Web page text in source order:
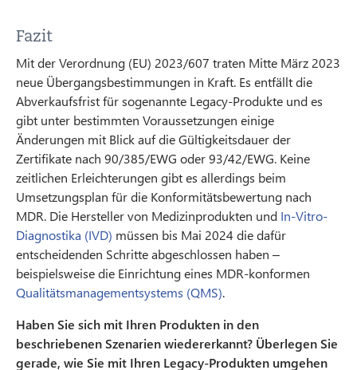
Fazit
Mit der Verordnung (EU) 2023/607 traten Mitte März 2023
neue Übergangsbestimmungen in Kraft. Es entfällt die
Abverkaufsfrist für sogenannte Legacy-Produkte und es
gibt unter bestimmten Voraussetzungen einige
Änderungen mit Blick auf die Gültigkeitsdauer der
Zertifikate nach 90/385/EWG oder 93/42/EWG. Keine
zeitlichen Erleichterungen gibt es allerdings beim
Umsetzungsplan für die Konformitätsbewertung nach
MDR. Die Hersteller von Medizinprodukten und In-Vitro-
Diagnostika (IVD) müssen bis Mai 2024 die dafür
entscheidenden Schritte abgeschlossen haben –
beispielsweise die Einrichtung eines MDR-konformen
Qualitätsmanagementsystems (QMS).
Haben Sie sich mit Ihren Produkten in den
beschriebenen Szenarien wiedererkannt? Überlegen Sie
gerade, wie Sie mit Ihren Legacy-Produkten umgehen